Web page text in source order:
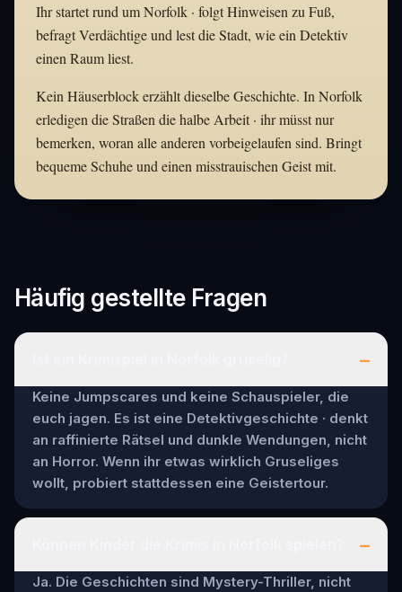
Ihr startet rund um Norfolk · folgt Hinweisen zu Fuß,
befragt Verdächtige und lest die Stadt, wie ein Detektiv
einen Raum liest.
Kein Häuserblock erzählt dieselbe Geschichte. In Norfolk
erledigen die Straßen die halbe Arbeit · ihr müsst nur
bemerken, woran alle anderen vorbeigelaufen sind. Bringt
bequeme Schuhe und einen misstrauischen Geist mit.
Häufig gestellte Fragen
–
Keine Jumpscares und keine Schauspieler, die
euch jagen. Es ist eine Detektivgeschichte · denkt
an raffinierte Rätsel und dunkle Wendungen, nicht
an Horror. Wenn ihr etwas wirklich Gruseliges
wollt, probiert stattdessen eine Geistertour.
–
Ja. Die Geschichten sind Mystery-Thriller, nicht